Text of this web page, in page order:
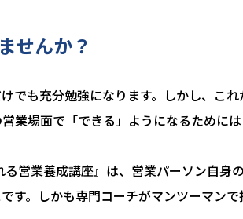
せんか？
でも充分勉強になります。しかし、これ
業場面で「できる」ようになるために
る営業養成講座』は、営業パーソン自身
す。しかも専門コーチがマンツーマンで